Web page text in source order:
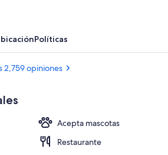
Políticas
2,759 opiniones
Acepta mascotas
Restaurante